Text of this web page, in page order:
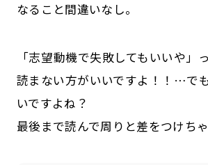
なること間違いなし。
「志望動機で失敗してもいいや」
読まない方がいいですよ！！…で
いですよね？
最後まで読んで周りと差をつけちゃ